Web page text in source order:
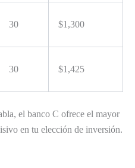
30 $1,300
30 $1,425
el banco C ofrece el mayor
en tu elección de inversión.